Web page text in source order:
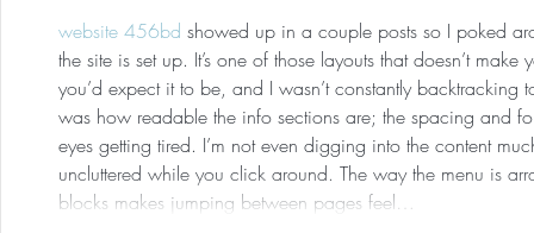
website 456bd showed up in a couple posts so I poked
the site is set up. It’s one of those layouts that doesn’t
you’d expect it to be, and I wasn’t constantly
was how readable the info sections are; the spacing and
eyes getting tired. I’m not even digging into the content
uncluttered while you click around. The way the menu is
blocks makes jumping between pages feel…